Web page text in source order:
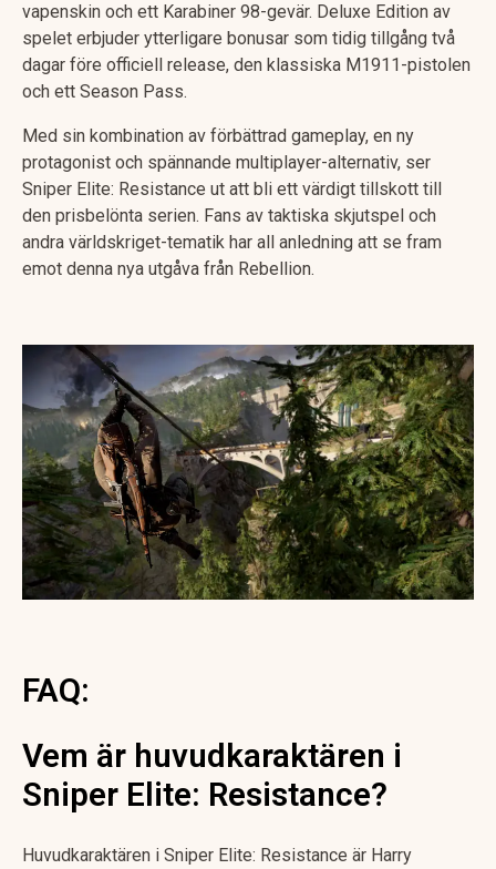
vapenskin och ett Karabiner 98-gevär. Deluxe Edition av
spelet erbjuder ytterligare bonusar som tidig tillgång två
dagar före officiell release, den klassiska M1911-pistolen
och ett Season Pass.
Med sin kombination av förbättrad gameplay, en ny
protagonist och spännande multiplayer-alternativ, ser
Sniper Elite: Resistance ut att bli ett värdigt tillskott till
den prisbelönta serien. Fans av taktiska skjutspel och
andra världskriget-tematik har all anledning att se fram
emot denna nya utgåva från Rebellion.
FAQ:
Vem är huvudkaraktären i
Sniper Elite: Resistance?
Huvudkaraktären i Sniper Elite: Resistance är Harry